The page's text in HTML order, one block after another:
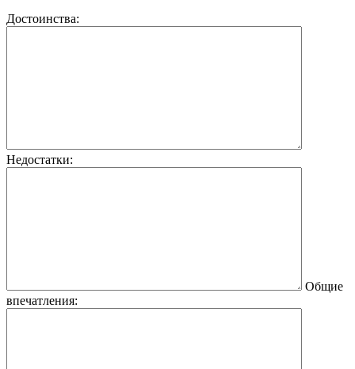
Достоинства:
Недостатки:
Общие
впечатления: